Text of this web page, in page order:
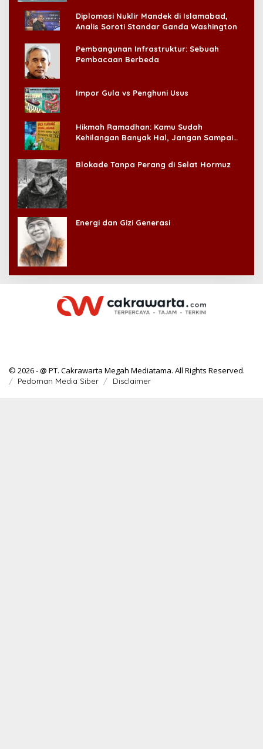
Diplomasi Nuklir Mandek di Islamabad,
Analis Soroti Standar Ganda Washington
Pembangunan Infrastruktur: Sebuah
Pembacaan Berbeda
Impor Gula vs Penghuni Usus
Hikmah Ramadhan: Kamu Sudah
Kehilangan Banyak Hal, Jangan Sampai
Blokade Tanpa Perang di Selat Hormuz
Energi dan Gizi Generasi
© 2026 - @ PT. Cakrawarta Megah Mediatama. All Rights Reserved.
Pedoman Media Siber Disclaimer